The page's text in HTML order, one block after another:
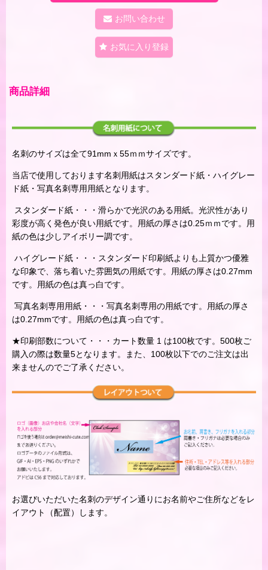
お問い合わせ
お気に入り登録
商品詳細
名刺のサイズは全て91mmｘ55ｍｍサイズです。
当店で使用しております名刺用紙はスタンダード紙・ハイグレー
ド紙・写真名刺専用用紙となります。
スタンダード紙・・・滑らかで光沢のある用紙。光沢性があり
彩度が高く発色が良い用紙です。用紙の厚さは0.25ｍｍです。用
紙の色は少しアイボリー調です。
ハイグレード紙・・・スタンダード印刷紙よりも上質かつ優雅
な印象で、落ち着いた雰囲気の用紙です。用紙の厚さは0.27mm
です。用紙の色は真っ白です。
写真名刺専用用紙・・・写真名刺専用の用紙です。用紙の厚さ
は0.27mmです。用紙の色は真っ白です。
★印刷部数について・・・カート数量 1 は100枚です。500枚ご
購入の際は数量5となります。また、100枚以下でのご注文は出
来ませんのでご了承ください。
お選びいただいた名刺のデザイン通りにお名前やご住所などをレ
イアウト（配置）します。